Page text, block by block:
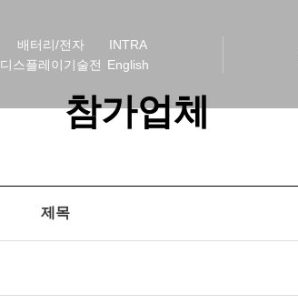
배터리/전자
디스플레이기술전
INTRA
English
참가업체
제목